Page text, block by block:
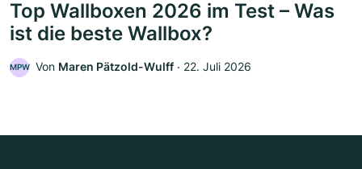
Top Wallboxen 2026 im Test – Was
ist die beste Wallbox?
MPW Von Maren Pätzold-Wulff ‧ 22. Juli 2026